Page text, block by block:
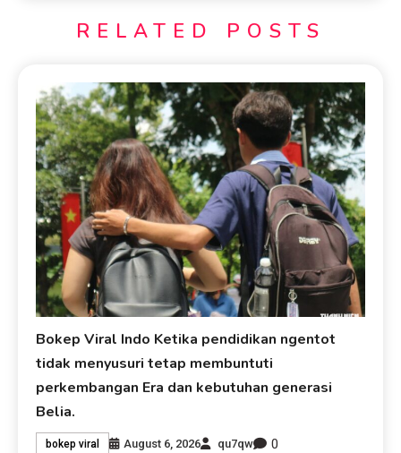
RELATED POSTS
Bokep Viral Indo Ketika pendidikan ngentot
tidak menyusuri tetap membuntuti
perkembangan Era dan kebutuhan generasi
Belia.
bokep viral August 6, 2026 qu7qw 0